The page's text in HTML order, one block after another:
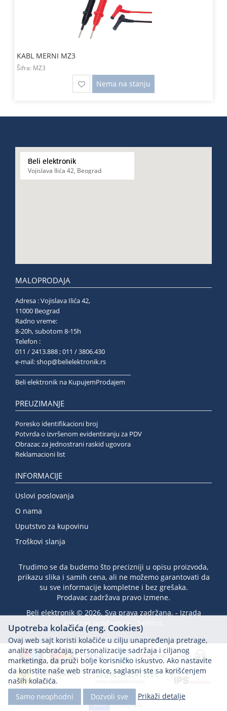
KABL MERNI MZ3
Šifra: MZ3
Nema na stanju
Beli elektronik
Vojislava Ilića 42, Beograd
MALOPRODAJA
Adresa : Vojislava Ilića 42,
11000 Beograd
Radno vreme:
8-20h, subotom 8-15h
Telefon :
011 / 2413.888 ; 011 / 3806.430
e-mail:shop@belielektronik.rs
Beli elektronik na KupujemProdajem
PREUZIMANJE
Poresko identifikacioni broj
Potvrda o izvršenom evidentiranju za PDV
Obrazac za jednostrani raskid ugovora
Reklamacioni list
INFORMACIJE
Uslovi poslovanja
O nama
Uputstvo za kupovinu
Troškovi slanja
Trudimo se da budemo što precizniji u opisu proizvoda,
prikazu slika i samih cena, ali ne možemo garantovati da
su sve informacije kompletne i bez grešaka.
Prodavac zadržava pravo izmene.
Beli elektronik © 2026. Sva prava zadržana. - Izrada
internet prodavnice
Selltico.
Upotreba kolačića (eng. Cookies)
Ovaj web sajt koristi kolačiće u cilju unapređenja pretrage,
analize saobraćaja, personalizacije sadržaja i ciljanog
marketinga, da pruži bolje korisničko iskustvo. Ako nastavite
da koristite naše web stranice, saglasni ste sa korišćenjem
naših kolačića.
Samo neophodni
Dozvoli sve Prikaži detalje